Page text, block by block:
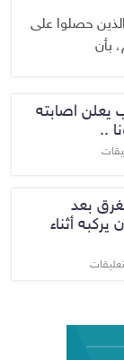
حصلوا على
يعلن اصابته
..
بعد
أثناء